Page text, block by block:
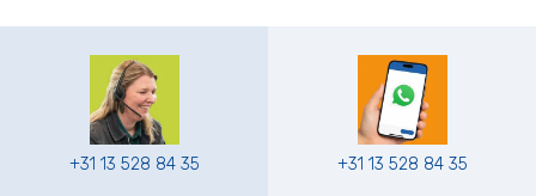
+31 13 528 84 35 +31 13 528 84 35